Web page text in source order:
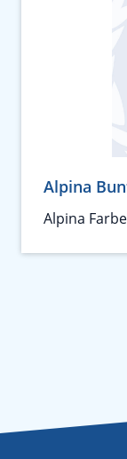
Alpina
Alpina